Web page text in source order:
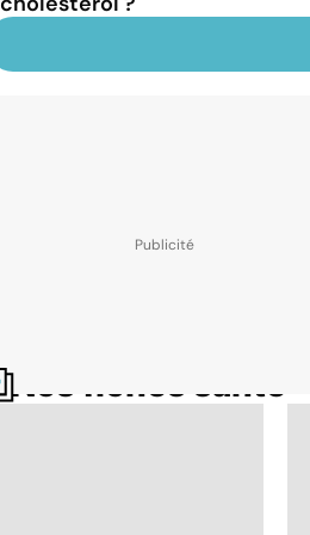
Nos fiches santé